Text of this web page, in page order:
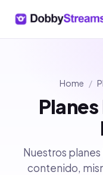
Home /
Nuestros planes
contenido,